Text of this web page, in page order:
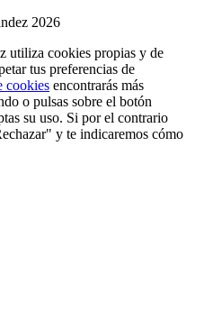
2026
utiliza cookies propias y de
tus preferencias de
cookies encontrarás más
o pulsas sobre el botón
su uso. Si por el contrario
y te indicaremos cómo